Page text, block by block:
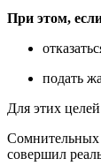
При этом,
подать
Для этих
Сомнительных
совершил